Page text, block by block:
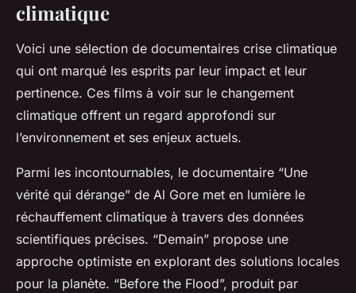
climatique
Voici une sélection de documentaires crise climatique
qui ont marqué les esprits par leur impact et leur
pertinence. Ces films à voir sur le changement
climatique offrent un regard approfondi sur
l’environnement et ses enjeux actuels.
Parmi les incontournables, le documentaire “Une
vérité qui dérange” de Al Gore met en lumière le
réchauffement climatique à travers des données
scientifiques précises. “Demain” propose une
approche optimiste en explorant des solutions locales
pour la planète. “Before the Flood”, produit par